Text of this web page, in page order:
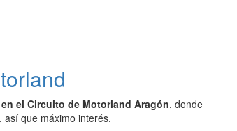
el Circuito de Motorland Aragón, donde
que máximo interés.